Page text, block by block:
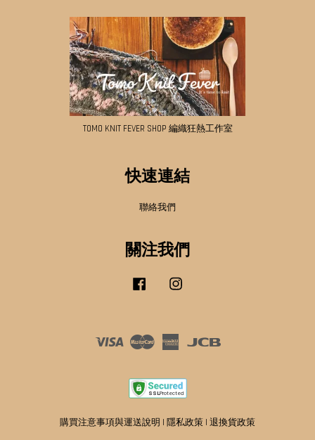
TOMO KNIT FEVER SHOP 編織狂熱工作室
快速連結
聯絡我們
關注我們
Facebook
Visa Master
American
購買注意事項與運送說明 | 隱私政策 | 退換貨政策